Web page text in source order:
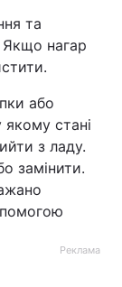
та
Якщо нагар
або
стані
з ладу.
замінити.
Реклама